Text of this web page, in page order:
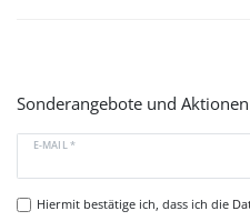
Sonderangebote und
E-MAIL *
Hiermit bestätige ich, dass ich die